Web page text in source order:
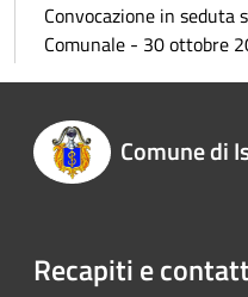
Convocazione in seduta
Comunale - 30 ottobre
Comune di
Recapiti e